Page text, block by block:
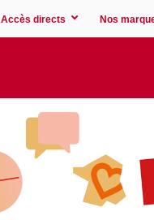
Accès directs Nos